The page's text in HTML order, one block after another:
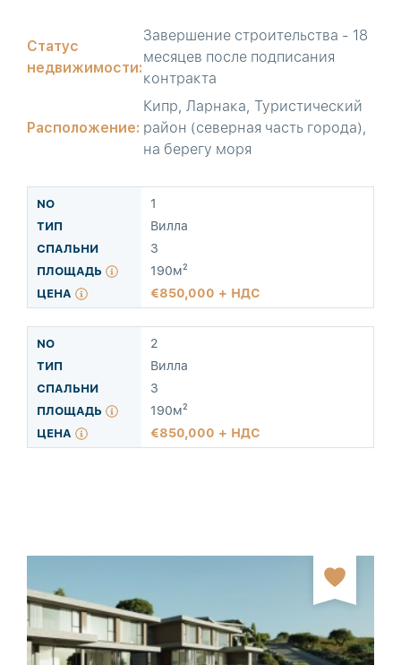
Статус
недвижимости:
Завершение строительства - 18
месяцев после подписания
контракта
Расположение:
Кипр, Ларнака, Туристический
район (северная часть города),
на берегу моря
1
Вилла
3
190м²
850,000 + НДС